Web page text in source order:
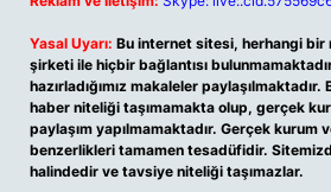
Yasal Uyarı: Bu internet sitesi, herhangi bir
şirketi ile hiçbir bağlantısı
hazırladığımız makaleler
haber niteliği taşımamakta olup, gerçek
paylaşım yapılmamaktadır. Gerçek kurum
benzerlikleri tamamen tesadüfidir.
halindedir ve tavsiye niteliği taşımazlar.